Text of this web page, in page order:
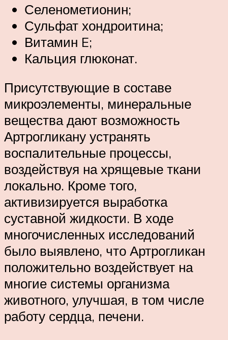
Селенометионин;
Сульфат хондроитина;
Витамин E;
Кальция глюконат.
Присутствующие в составе
микроэлементы, минеральные
вещества дают возможность
Артрогликану устранять
воспалительные процессы,
воздействуя на хрящевые ткани
локально. Кроме того,
активизируется выработка
суставной жидкости. В ходе
многочисленных исследований
было выявлено, что Артрогликан
положительно воздействует на
многие системы организма
животного, улучшая, в том числе
работу сердца, печени.